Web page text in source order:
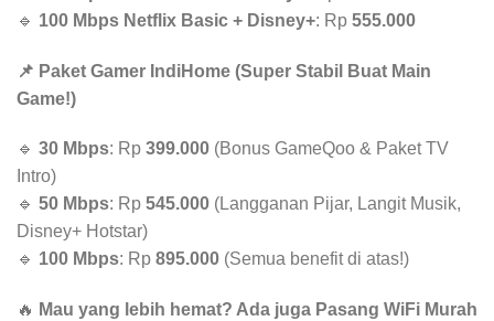
🔹 100 Mbps Netflix Basic + Disney+: Rp 555.000
📌 Paket Gamer IndiHome (Super Stabil Buat Main
Game!)
🔹 30 Mbps: Rp 399.000 (Bonus GameQoo & Paket TV
Intro)
🔹 50 Mbps: Rp 545.000 (Langganan Pijar, Langit Musik,
Disney+ Hotstar)
🔹 100 Mbps: Rp 895.000 (Semua benefit di atas!)
🔥 Mau yang lebih hemat? Ada juga Pasang WiFi Murah